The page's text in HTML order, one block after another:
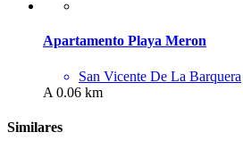
Apartamento Playa Meron
San Vicente De La Barquera
A 0.06 km
Similares